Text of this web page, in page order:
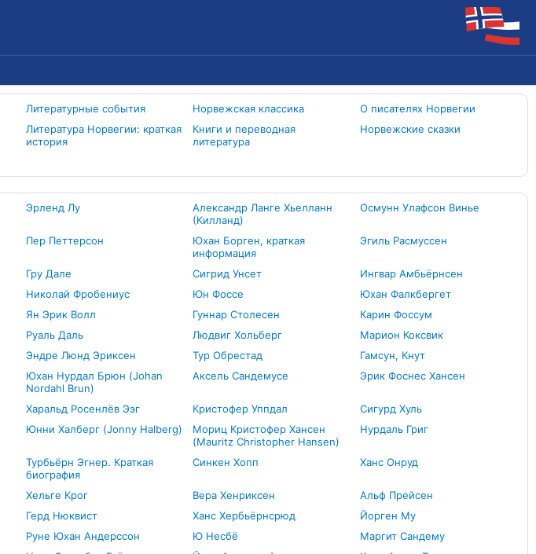
Литературные события Норвежская классика
О писателях Норвегии
Литература Норвегии: краткая
история
Книги и переводная
литература
Норвежские сказки
Эрленд Лу
Александр Ланге Хьелланн
(Килланд)
Осмунн Улафсон Винье
Пер Петтерсон
Юхан Борген, краткая
информация
Эгиль Расмуссен
Гру Дале Сигрид Унсет
Ингвар Амбьёрнсен
Николай Фробениус Юн Фоссе
Юхан Фалкбергет
Ян Эрик Волл Гуннар Столесен
Карин Фоссум
Руаль Даль Людвиг Хольберг
Марион Коксвик
Эндре Люнд Эриксен Тур Обрестад
Гамсун, Кнут
Юхан Нурдал Брюн (Johan
Nordahl Brun)
Аксель Сандемусе Эрик Фоснес Хансен
Харальд Росенлёв Ээг Кристофер Уппдал
Сигурд Хуль
Юнни Халберг (Jonny Halberg)
Мориц Кристофер Хансен
(Mauritz Christopher Hansen)
Нурдаль Григ
Турбьёрн Эгнер. Краткая
биография
Синкен Хопп Ханс Онруд
Хельге Крог Вера Хенриксен
Альф Прейсен
Герд Нюквист Ханс Хербьёрнсрюд
Йорген Му
Руне Юхан Андерссон Ю Несбё
Маргит Сандему